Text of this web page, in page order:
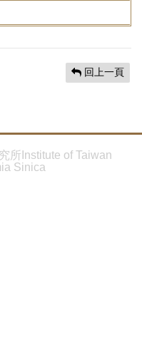
回上一頁
所Institute of Taiwan
Sinica